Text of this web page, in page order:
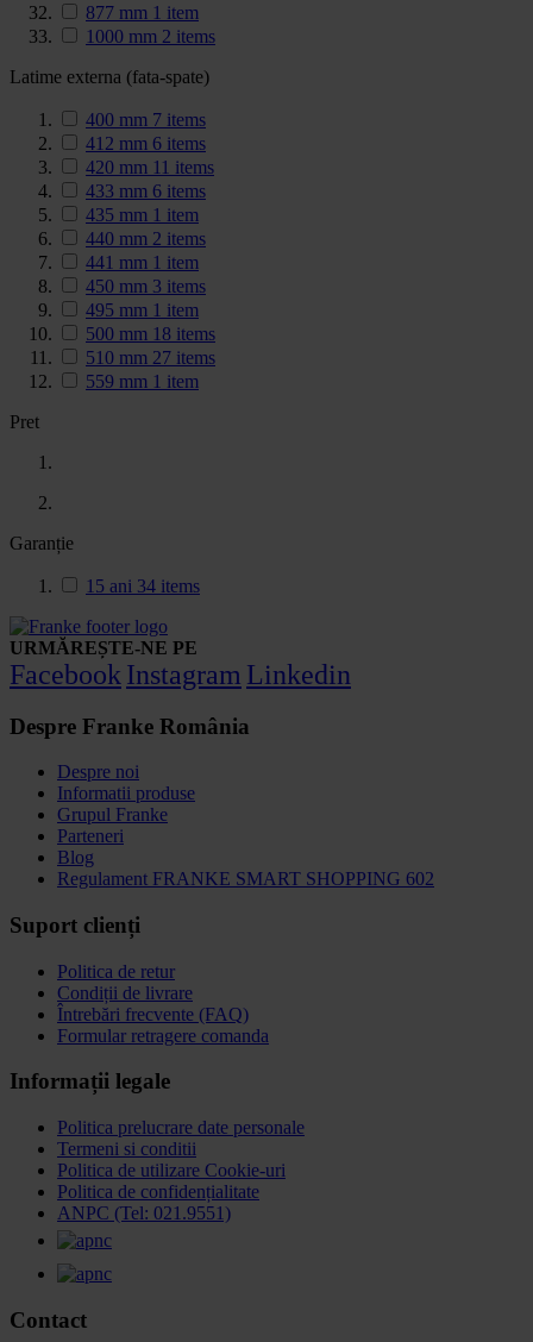
877 mm 1 item
1000 mm 2 items
Latime externa (fata-spate)
400 mm 7 items
412 mm 6 items
420 mm 11 items
433 mm 6 items
435 mm 1 item
440 mm 2 items
441 mm 1 item
450 mm 3 items
495 mm 1 item
500 mm 18 items
510 mm 27 items
559 mm 1 item
Pret
Garanție
15 ani 34 items
URMĂREȘTE-NE PE
Facebook Instagram Linkedin
Despre Franke România
Despre noi
Informatii produse
Grupul Franke
Parteneri
Blog
Regulament FRANKE SMART SHOPPING 602
Suport clienți
Politica de retur
Condiții de livrare
Întrebări frecvente (FAQ)
Formular retragere comanda
Informații legale
Politica prelucrare date personale
Termeni si conditii
Politica de utilizare Cookie-uri
Politica de confidențialitate
ANPC (Tel: 021.9551)
Contact